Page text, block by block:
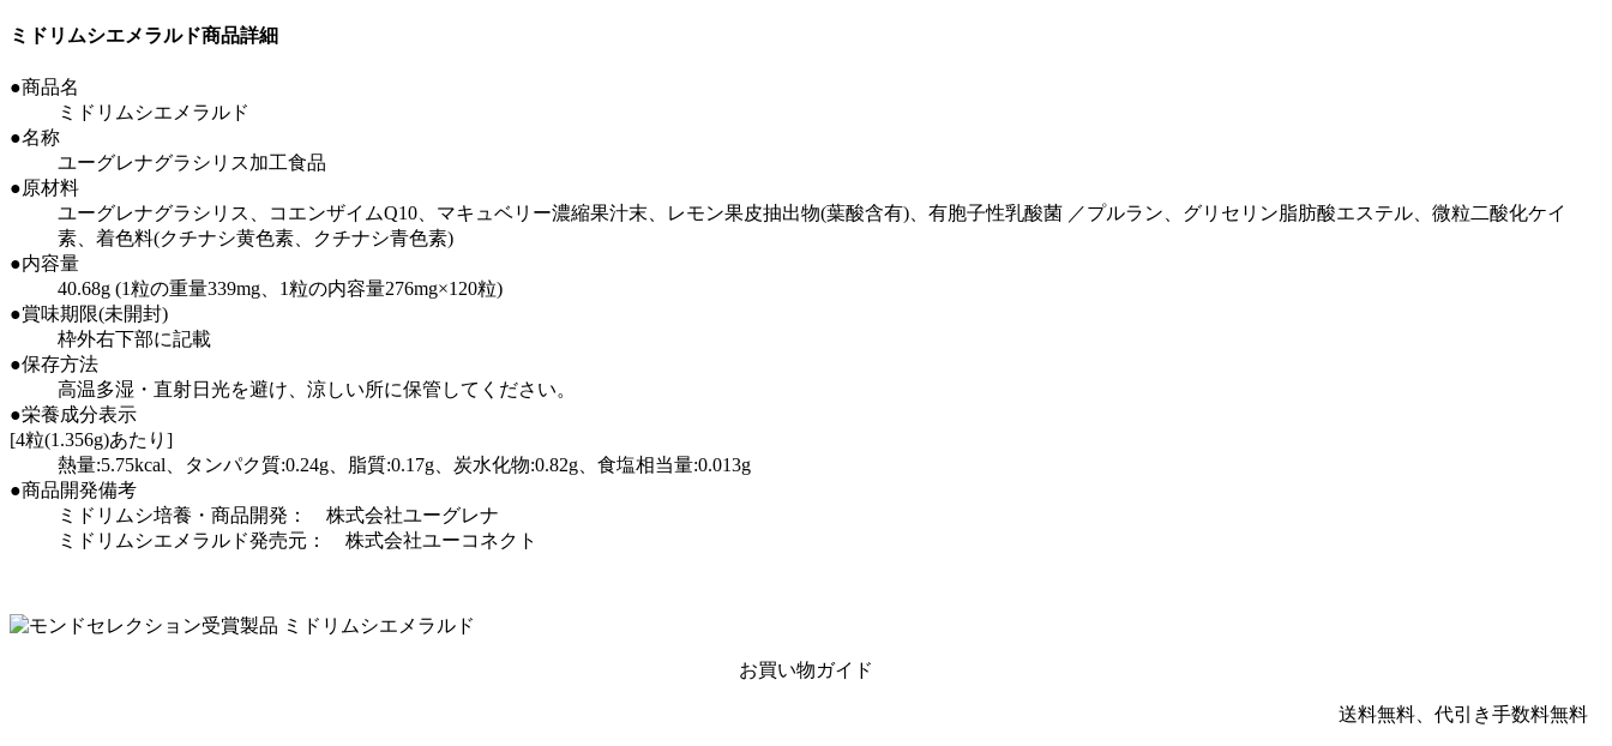
ミドリムシエメラルド商品詳細
●商品名
ミドリムシエメラルド
●名称
ユーグレナグラシリス加工食品
●原材料
ユーグレナグラシリス、コエンザイムQ10、マキュベリー濃縮果汁末、レモン果皮抽出物(葉酸含有)、有胞子性乳酸菌 ／プルラン、グリセリン脂肪酸エステル、微粒二酸化ケイ
素、着色料(クチナシ黄色素、クチナシ青色素)
●内容量
40.68g (1粒の重量339mg、1粒の内容量276mg×120粒)
●賞味期限(未開封)
枠外右下部に記載
●保存方法
高温多湿・直射日光を避け、涼しい所に保管してください。
●栄養成分表示
[4粒(1.356g)あたり]
熱量:5.75kcal、タンパク質:0.24g、脂質:0.17g、炭水化物:0.82g、食塩相当量:0.013g
●商品開発備考
ミドリムシ培養・商品開発： 株式会社ユーグレナ
ミドリムシエメラルド発売元： 株式会社ユーコネクト
お買い物ガイド
送料無料、代引き手数料無料